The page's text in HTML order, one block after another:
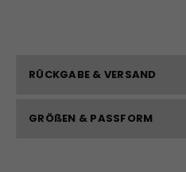
RÜCKGABE & VERSAND
GRÖßEN & PASSFORM